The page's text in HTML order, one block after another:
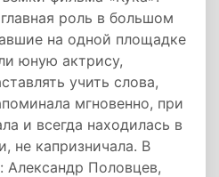
роль в большом
на одной площадке
юную актрису,
учить слова,
мгновенно, при
и всегда находилась в
не капризничала. В
Александр Половцев,